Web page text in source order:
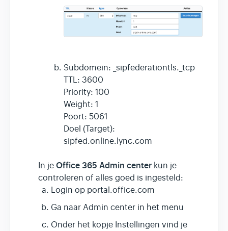
Subdomein: _sipfederationtls._tcp
TTL: 3600
Priority: 100
Weight: 1
Poort: 5061
Doel (Target):
sipfed.online.lync.com
In je Office 365 Admin center kun je
controleren of alles goed is ingesteld:
Login op portal.office.com
Ga naar Admin center in het menu
Onder het kopje Instellingen vind je